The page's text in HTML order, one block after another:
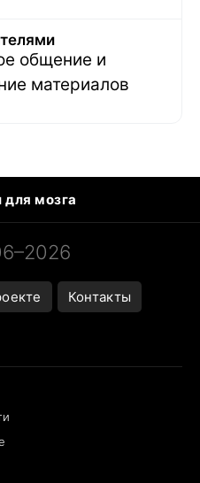
общение и
материалов
для мозга
океанариуме
Контакты